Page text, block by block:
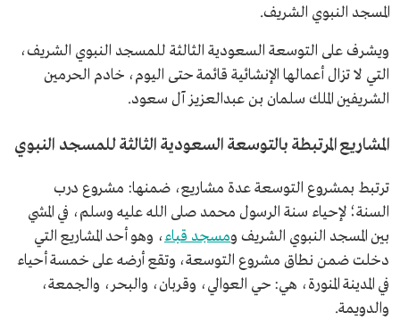
المسجد النبوي الشريف.
ويشرف على التوسعة السعودية الثالثة للمسجد النبوي الشريف،
التي لا تزال أعمالها الإنشائية قائمة حتى اليوم، خادم الحرمين
الشريفين الملك سلمان بن عبدالعزيز آل سعود.
المشاريع المرتبطة بالتوسعة السعودية الثالثة للمسجد النبوي
ترتبط بمشروع التوسعة عدة مشاريع، ضمنها: مشروع درب
السنة؛ لإحياء سنة الرسول محمد صلى الله عليه وسلم، في المشي
بين المسجد النبوي الشريف ومسجد قباء، وهو أحد المشاريع التي
دخلت ضمن نطاق مشروع التوسعة، وتقع أرضه على خمسة أحياء
في المدينة المنورة، هي: حي العوالي، وقربان، والبحر، والجمعة،
والدويمة.